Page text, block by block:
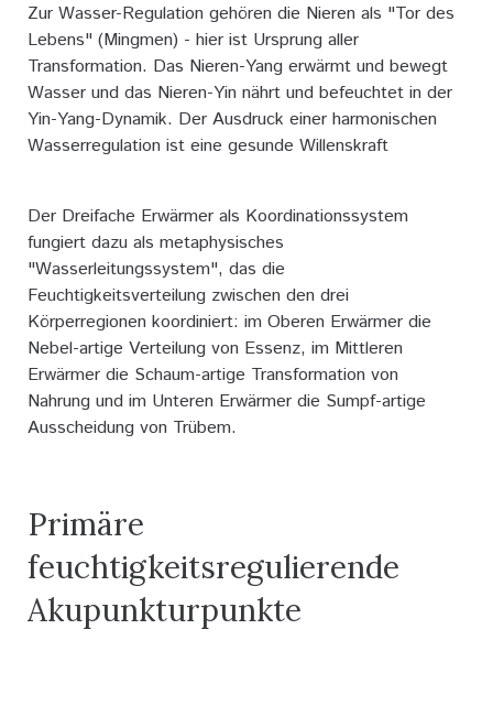
Zur Wasser-Regulation gehören die Nieren als "Tor des
Lebens" (Mingmen) - hier ist Ursprung aller
Transformation. Das Nieren-Yang erwärmt und bewegt
Wasser und das Nieren-Yin nährt und befeuchtet in der
Yin-Yang-Dynamik. Der Ausdruck einer harmonischen
Wasserregulation ist eine gesunde Willenskraft
Der Dreifache Erwärmer als Koordinationssystem
fungiert dazu als metaphysisches
"Wasserleitungssystem", das die
Feuchtigkeitsverteilung zwischen den drei
Körperregionen koordiniert: im Oberen Erwärmer die
Nebel-artige Verteilung von Essenz, im Mittleren
Erwärmer die Schaum-artige Transformation von
Nahrung und im Unteren Erwärmer die Sumpf-artige
Ausscheidung von Trübem.
Primäre
feuchtigkeitsregulierende
Akupunkturpunkte